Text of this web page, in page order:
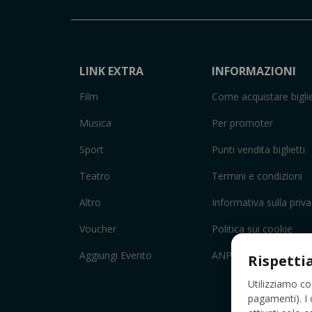
LINK EXTRA
Film
Musica
Sport
Teatro
Altro
Voucher
Aggiungi Evento
INFORMAZIONI
Come acquistare
Per promoter
Punti vendita biglietti
Termini e condizioni
Informativa sulla
Politica sui cookie
ANPC
Utilizziamo
pagamenti). I